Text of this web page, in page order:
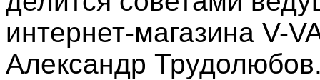
интернет-магазина V-
Александр